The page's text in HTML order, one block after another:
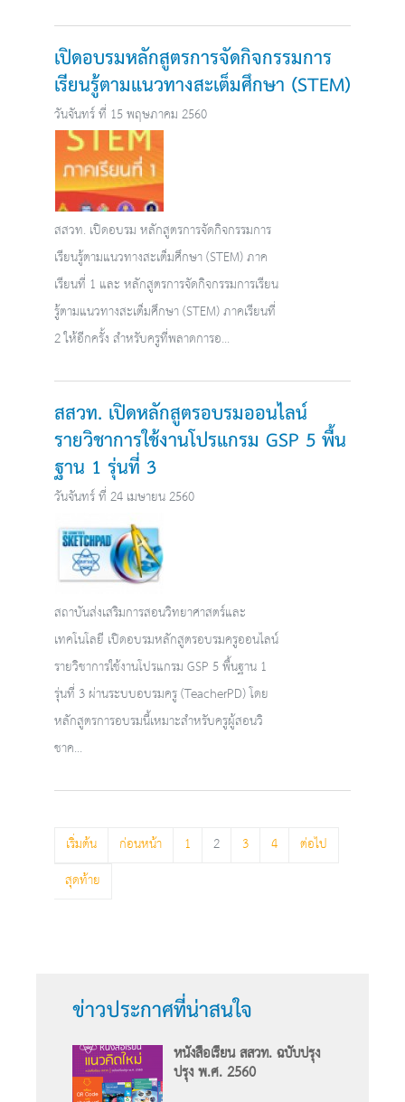
เปิดอบรมหลักสูตรการจัดกิจกรรมการ
เรียนรู้ตามแนวทางสะเต็มศึกษา (STEM)
วันจันทร์ ที่ 15 พฤษภาคม 2560
สสวท. เปิดอบรม หลักสูตรการจัดกิจกรรมการ
เรียนรู้ตามแนวทางสะเต็มศึกษา (STEM) ภาค
เรียนที่ 1 และ หลักสูตรการจัดกิจกรรมการเรียน
รู้ตามแนวทางสะเต็มศึกษา (STEM) ภาคเรียนที่
2 ให้อีกครั้ง สำหรับครูที่พลาดการอ...
สสวท. เปิดหลักสูตรอบรมออนไลน์
รายวิชาการใช้งานโปรแกรม GSP 5 พื้น
ฐาน 1 รุ่นที่ 3
วันจันทร์ ที่ 24 เมษายน 2560
สถาบันส่งเสริมการสอนวิทยาศาสตร์และ
เทคโนโลยี เปิดอบรมหลักสูตรอบรมครูออนไลน์
รายวิชาการใช้งานโปรแกรม GSP 5 พื้นฐาน 1
รุ่นที่ 3 ผ่านระบบอบรมครู (TeacherPD) โดย
หลักสูตรการอบรมนี้เหมาะสำหรับครูผู้สอนวิ
ชาค...
เริ่มต้น ก่อนหน้า 1 2 3 4
ต่อไป
สุดท้าย
ข่าวประกาศที่น่าสนใจ
หนังสือเรียน สสวท. ฉบับปรุง
ปรุง พ.ศ. 2560